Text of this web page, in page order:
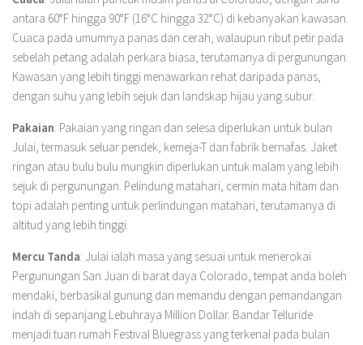
antara 60°F hingga 90°F (16°C hingga 32°C) di kebanyakan kawasan.
Cuaca pada umumnya panas dan cerah, walaupun ribut petir pada
sebelah petang adalah perkara biasa, terutamanya di pergunungan.
Kawasan yang lebih tinggi menawarkan rehat daripada panas,
dengan suhu yang lebih sejuk dan landskap hijau yang subur.
Pakaian: Pakaian yang ringan dan selesa diperlukan untuk bulan
Julai, termasuk seluar pendek, kemeja-T dan fabrik bernafas. Jaket
ringan atau bulu bulu mungkin diperlukan untuk malam yang lebih
sejuk di pergunungan. Pelindung matahari, cermin mata hitam dan
topi adalah penting untuk perlindungan matahari, terutamanya di
altitud yang lebih tinggi.
Mercu Tanda: Julai ialah masa yang sesuai untuk menerokai
Pergunungan San Juan di barat daya Colorado, tempat anda boleh
mendaki, berbasikal gunung dan memandu dengan pemandangan
indah di sepanjang Lebuhraya Million Dollar. Bandar Telluride
menjadi tuan rumah Festival Bluegrass yang terkenal pada bulan